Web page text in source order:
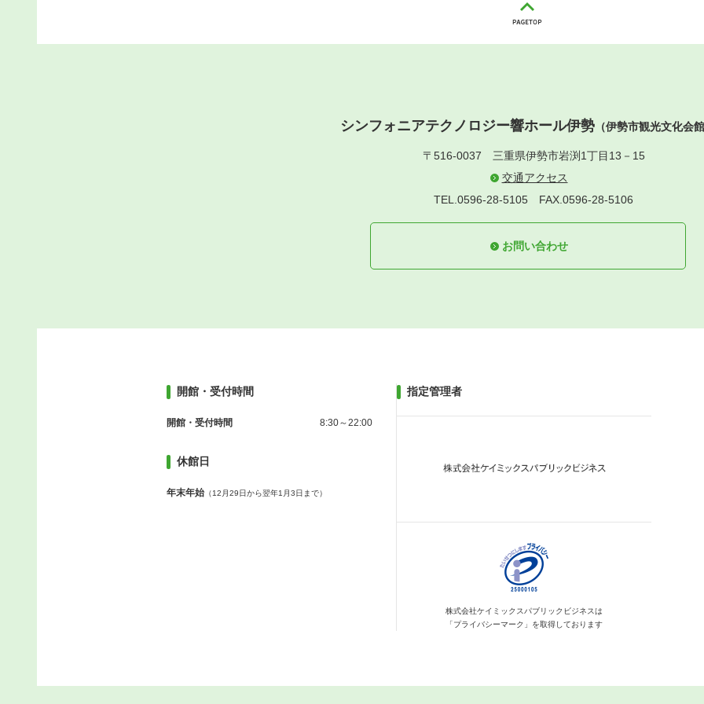
シンフォニアテクノロジー響ホール伊勢 （伊勢市観光文化会
〒516-0037 三重県伊勢市岩渕1丁目13－15
交通アクセス
TEL.0596-28-5105 FAX.0596-28-5106
お問い合わせ
開館・受付時間
開館・受付時間 8:30～22:00
休館日
年末年始 （12月29日から翌年1月3日まで）
指定管理者
株式会社ケイミックス パブリックビジネスは
「プライバシーマーク」を取得しております